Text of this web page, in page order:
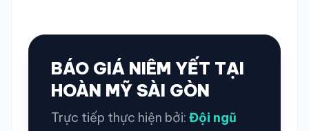
BÁO GIÁ NIÊM YẾT TẠI
HOÀN MỸ SÀI GÒN
Trực tiếp thực hiện bởi: Đội ngũ